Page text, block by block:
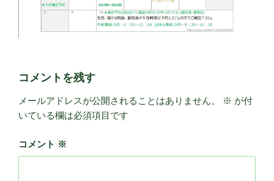
コメントを残す
メールアドレスが公開されることはありません。 ※ が付
いている欄は必須項目です
コメント ※